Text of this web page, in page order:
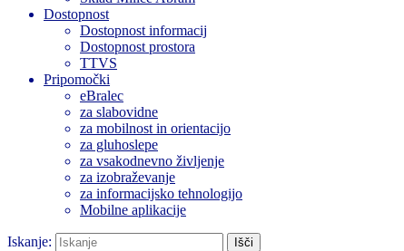
Dostopnost
Dostopnost informacij
Dostopnost prostora
TTVS
Pripomočki
eBralec
za slabovidne
za mobilnost in orientacijo
za gluhoslepe
za vsakodnevno življenje
za izobraževanje
za informacijsko tehnologijo
Mobilne aplikacije
Iskanje: